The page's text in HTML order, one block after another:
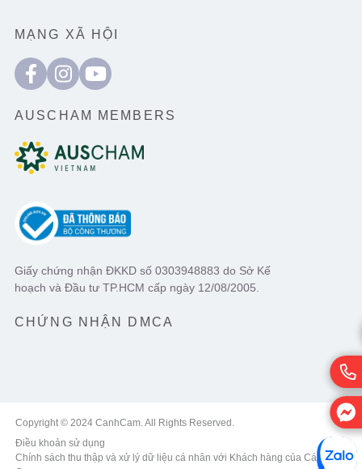
MẠNG XÃ HỘI
AUSCHAM MEMBERS
Giấy chứng nhận ĐKKD số 0303948883 do Sở Kế
hoạch và Đầu tư TP.HCM cấp ngày 12/08/2005.
CHỨNG NHẬN DMCA
Copyright © 2024 CanhCam. All Rights Reserved.
Điều khoản sử dụng
Chính sách thu thập và xử lý dữ liệu cá nhân với Khách hàng của Cánh